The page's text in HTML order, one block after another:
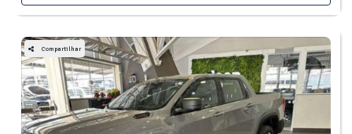
Compartilhar